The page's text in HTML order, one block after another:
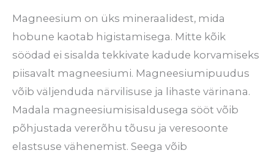
Magneesium on üks mineraalidest, mida
hobune kaotab higistamisega. Mitte kõik
söödad ei sisalda tekkivate kadude korvamiseks
piisavalt magneesiumi. Magneesiumipuudus
võib väljenduda närvilisuse ja lihaste värinana.
Madala magneesiumisisaldusega sööt võib
põhjustada vererõhu tõusu ja veresoonte
elastsuse vähenemist. Seega võib